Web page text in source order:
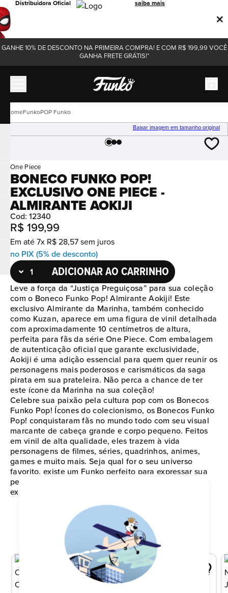
Distribuidora Oficial saiba mais
GANHE 10% DE DESCONTO NA PRIMEIRA COMPRA! E COM R$ 199,99 VOCÊ
GANHA FRETE GRÁTIS!*
FunkoPOP Funko
Baixar imagem em tamanho original
One Piece
BONECO FUNKO POP!
EXCLUSIVO ONE PIECE -
ALMIRANTE AOKIJI
Cod: 12340
R$ 199,99
Em até 7x R$ 28,57 sem juros
no PIX (5% de desconto)
ADICIONAR AO CARRINHO
Leve a força da “Justiça Preguiçosa” para sua coleção
com o Boneco Funko Pop! Almirante Aokiji! Este
exclusivo Almirante da Marinha, também conhecido
como Kuzan, aparece em uma figura de vinil detalhada
com aproximadamente 10 centímetros de altura,
perfeita para fãs da série One Piece. Com embalagem
de autenticação oficial que garante exclusividade,
Aokiji é uma adição essencial para quem quer reunir os
personagens mais poderosos e carismáticos da saga
pirata em sua prateleira. Não perca a chance de ter
este ícone da Marinha na sua coleção!
Celebre sua paixão pela cultura pop com os Bonecos
Funko Pop! Ícones do colecionismo, os Bonecos Funko
Pop! conquistaram fãs no mundo todo com seu visual
marcante de cabeça grande e corpo pequeno. Feitos
em vinil de alta qualidade, eles trazem à vida
personagens de filmes, séries, quadrinhos, animes,
games e muito mais. Seja qual for o seu universo
favorito, existe um Funko perfeito para expressar sua
personalidade e paixão pela cultura pop. Comece ou
expanda sua coleção agora mesmo!
QUEM VIU ISTO, TAMBÉM VIU